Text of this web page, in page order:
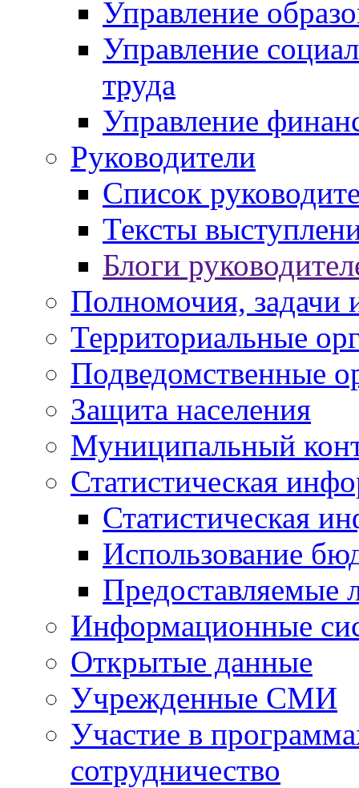
Управление
Управление
труда
Управление
Руководители
Список
Тексты
Блоги
Полномочия, задачи
Территориальные
Подведомственные
Защита населения
Муниципальный
Статистическая
Статистическая
Использование
Предоставляемые
Информационные
Открытые данные
Учрежденные СМИ
Участие в
сотрудничество